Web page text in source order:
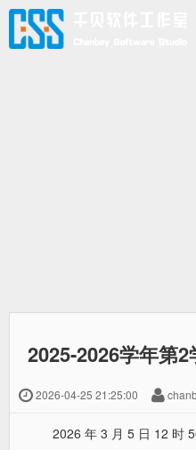
创新筑梦
2025-2026学年第
2026-04-25 21:25:00
2026 年 3 月 5 日 12 时